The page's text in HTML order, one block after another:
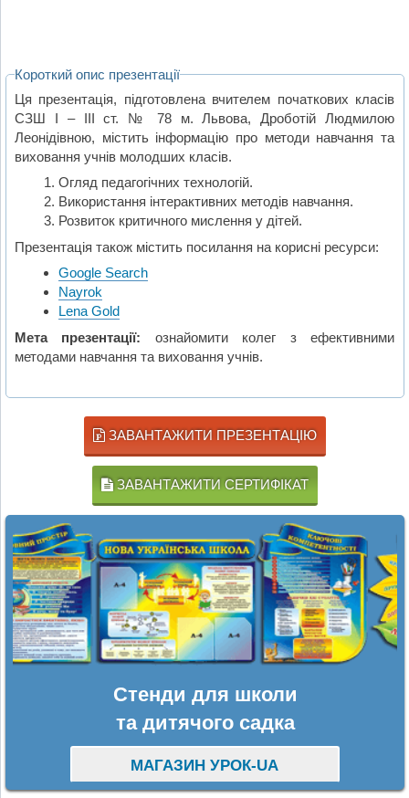
Короткий опис презентації
Ця презентація, підготовлена вчителем початкових класів
СЗШ І – ІІІ ст. № 78 м. Львова, Дроботій Людмилою
Леонідівною, містить інформацію про методи навчання та
виховання учнів молодших класів.
Огляд педагогічних технологій.
Використання інтерактивних методів навчання.
Розвиток критичного мислення у дітей.
Презентація також містить посилання на корисні ресурси:
Google Search
Nayrok
Lena Gold
Мета презентації: ознайомити колег з ефективними
методами навчання та виховання учнів.
ЗАВАНТАЖИТИ ПРЕЗЕНТАЦІЮ
ЗАВАНТАЖИТИ СЕРТИФІКАТ
Стенди для школи
та дитячого садка
МАГАЗИН УРОК-UA